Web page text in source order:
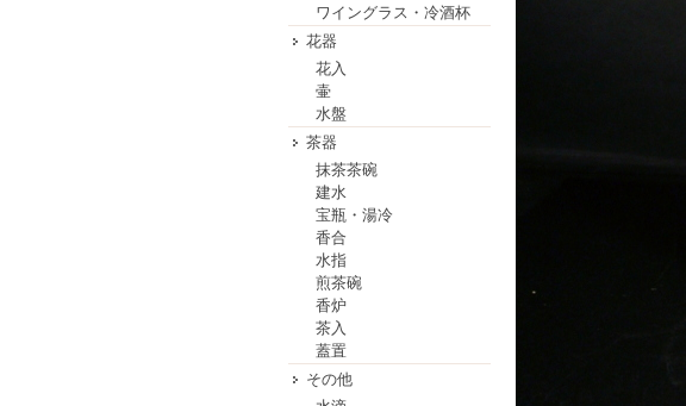
ワイングラス・冷酒杯
花器
花入
壷
水盤
茶器
抹茶茶碗
建水
宝瓶・湯冷
香合
水指
煎茶碗
香炉
茶入
蓋置
その他